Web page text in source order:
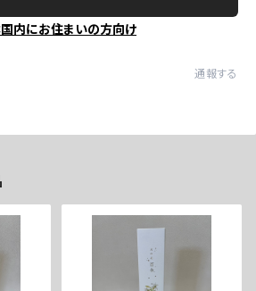
内にお住まいの方向け
通報する